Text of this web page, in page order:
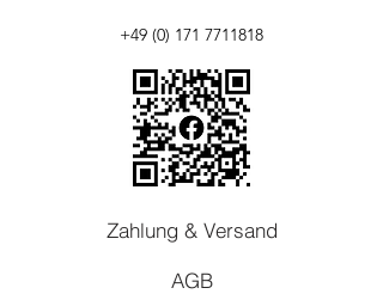
+49 (0) 171 7711818
Zahlung & Versand
AGB